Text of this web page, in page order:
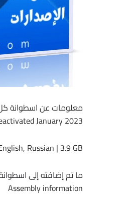
معلومات عن اسطوانة كل
January 2023
Russian | 3.9 GB
ما تم إضافته إلى
Assembly information